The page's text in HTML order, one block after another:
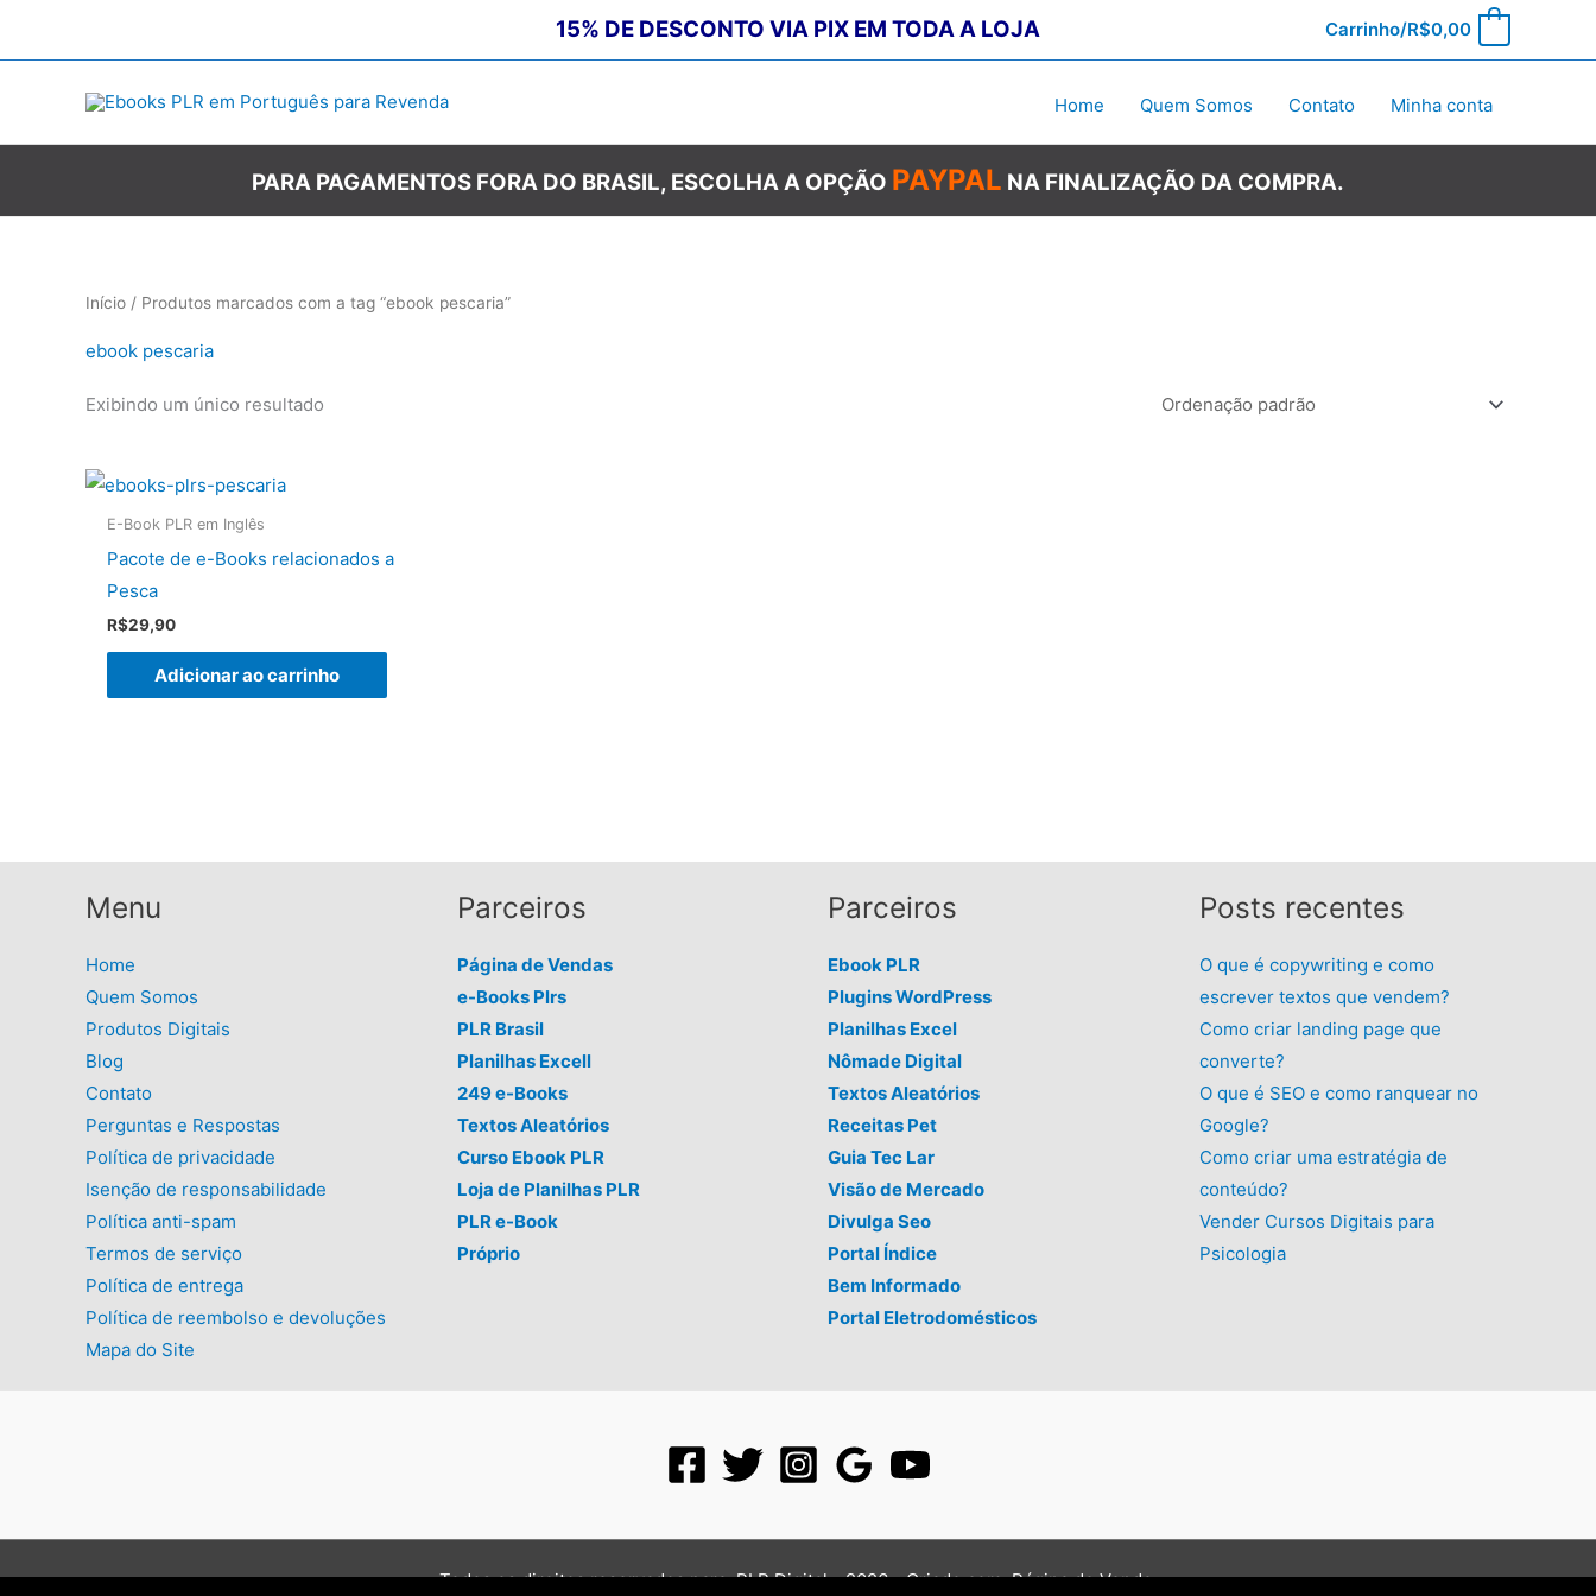
15% DE DESCONTO VIA PIX EM TODA A LOJA Carrinho/R$0,00
Home Quem Somos Contato Minha conta
PARA PAGAMENTOS FORA DO BRASIL, ESCOLHA A OPÇÃO PAYPAL NA FINALIZAÇÃO DA COMPRA.
Início / Produtos marcados com a tag “ebook pescaria”
ebook pescaria
Exibindo um único resultado
E-Book PLR em Inglês
Pacote de e-Books relacionados a
Pesca
R$29,90
Adicionar ao carrinho
Menu
Home
Quem Somos
Produtos Digitais
Blog
Contato
Perguntas e Respostas
Política de privacidade
Isenção de responsabilidade
Política anti-spam
Termos de serviço
Política de entrega
Política de reembolso e devoluções
Mapa do Site
Parceiros
Página de Vendas
e-Books Plrs
PLR Brasil
Planilhas Excell
249 e-Books
Textos Aleatórios
Curso Ebook PLR
Loja de Planilhas PLR
PLR e-Book
Próprio
Parceiros
Ebook PLR
Plugins WordPress
Planilhas Excel
Nômade Digital
Textos Aleatórios
Receitas Pet
Guia Tec Lar
Visão de Mercado
Divulga Seo
Portal Índice
Bem Informado
Portal Eletrodomésticos
Posts recentes
O que é copywriting e como
escrever textos que vendem?
Como criar landing page que
converte?
O que é SEO e como ranquear no
Google?
Como criar uma estratégia de
conteúdo?
Vender Cursos Digitais para
Psicologia
Todos os direitos reservados para: PLR Digital - 2026 - Criado com:Página de Venda.